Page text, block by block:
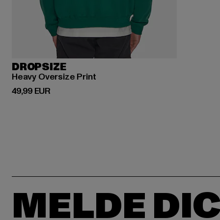
DROPSIZE
Heavy Oversize Print
49,99 EUR
Derzeitiger Preis: 49,99 EUR
MELDE